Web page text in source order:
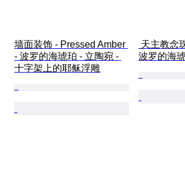
墙面装饰 - Pressed Amber
- 波罗的海琥珀 - 立陶宛 -
十字架上的耶稣浮雕
波罗的海